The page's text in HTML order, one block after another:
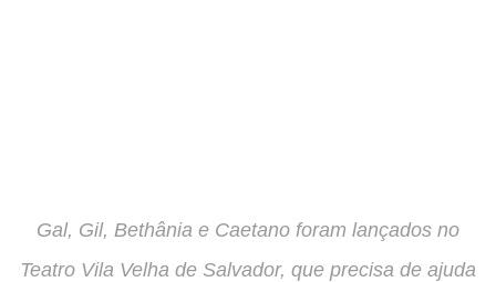
Gal, Gil, Bethânia e Caetano foram lançados no
Teatro Vila Velha de Salvador, que precisa de ajuda